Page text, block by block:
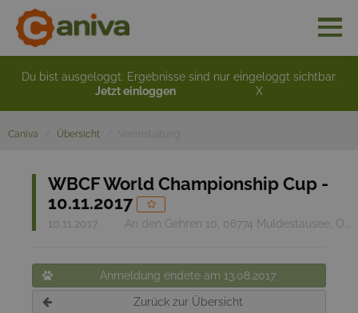
Du bist ausgeloggt. Ergebnisse sind nur eingeloggt sichtbar.
Jetzt einloggen
X
Caniva Übersicht
WBCF World Championship Cup -
10.11.2017
10.11.2017 An den Gehren 10, 06774 Muldestausee, OT Friedersdorf "Sportverein Friedersdorf 1920 "BERNSTEINHALLE
Anmeldung endete am 13.08.2017
Zurück zur Übersicht